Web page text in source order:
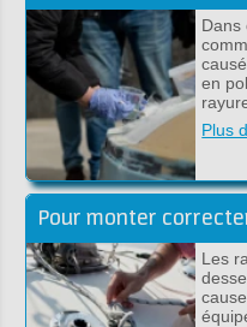
Dans
en
Plus
Les